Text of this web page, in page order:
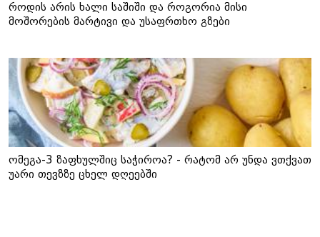
როდის არის ხალი საშიში და როგორია მისი
მოშორების მარტივი და უსაფრთხო გზები
ომეგა-3 ზაფხულშიც საჭიროა? - რატომ არ უნდა ვთქვათ
უარი თევზზე ცხელ დღეებში